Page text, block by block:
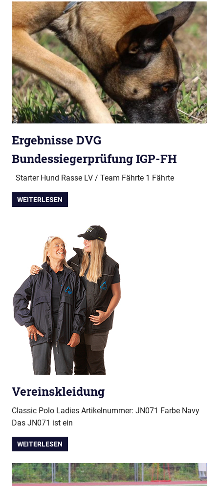
Ergebnisse DVG
Bundessiegerprüfung IGP-FH
Starter Hund Rasse LV / Team Fährte 1 Fährte
WEITERLESEN
Vereinskleidung
Classic Polo Ladies Artikelnummer: JN071 Farbe Navy
Das JN071 ist ein
WEITERLESEN